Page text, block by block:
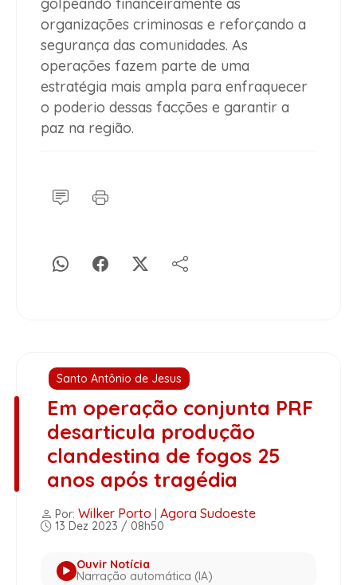
golpeando financeiramente as
organizações criminosas e reforçando a
segurança das comunidades. As
operações fazem parte de uma
estratégia mais ampla para enfraquecer
o poderio dessas facções e garantir a
paz na região.
Santo Antônio de Jesus
Em operação conjunta PRF
desarticula produção
clandestina de fogos 25
anos após tragédia
Por: Wilker Porto Agora Sudoeste
13 Dez 2023 / 08h50
Ouvir Notícia
Narração automática (IA)